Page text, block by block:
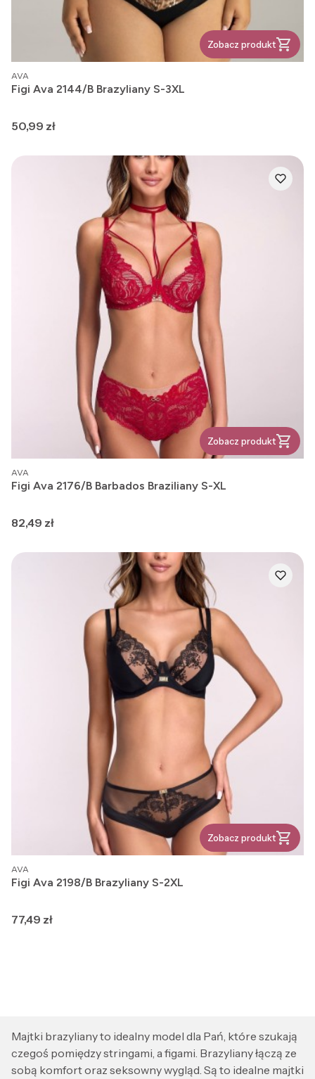
Zobacz produkt
PRODUCENT
AVA
Figi Ava 2144/B Brazyliany S-3XL
Cena
50,99 zł
Zobacz produkt
PRODUCENT
AVA
Figi Ava 2176/B Barbados Braziliany S-XL
Cena
82,49 zł
Zobacz produkt
PRODUCENT
AVA
Figi Ava 2198/B Brazyliany S-2XL
Cena
77,49 zł
Majtki brazyliany to idealny model dla Pań, które szukają
czegoś pomiędzy stringami, a figami. Brazyliany łączą ze
sobą komfort oraz seksowny wygląd. Są to idealne majtki